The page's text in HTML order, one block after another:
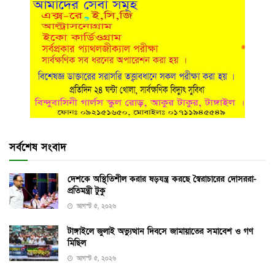
সর্বশেষ সংবাদ
দেশকে অস্থিতিশীল করার ষড়যন্ত্র করছে স্বৈরাচারের দোসররা-
প্রতিমন্ত্রী টুকু
আগস্ট ৫, ২০২৬
টাঙ্গাইলে জুলাই অভ্যুত্থান দিবসে জামায়াতের সমাবেশ ও গণ
মিছিল
আগস্ট ৫, ২০২৬